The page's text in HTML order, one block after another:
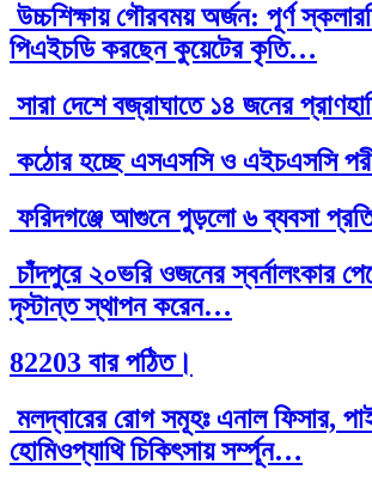
উচ্চশিক্ষায় গৌরবময় অর্জন: পূর্ণ
পিএইচডি করছেন কুয়েটের কৃতি…
সারা দেশে বজ্রাঘাতে ১৪ জনের
কঠোর হচ্ছে এসএসসি ও এইচএসসি
ফরিদগঞ্জে আগুনে পুড়লো ৬ ব্যবসা
চাঁদপুরে ২০ভরি ওজনের স্বর্নালংকার
দৃস্টান্ত স্থাপন করেন…
82203 বার পঠিত।
মলদ্বারের রোগ সমূহঃ এনাল ফিসার,
হোমিওপ্যাথি চিকিৎসায় সর্ম্পূন…